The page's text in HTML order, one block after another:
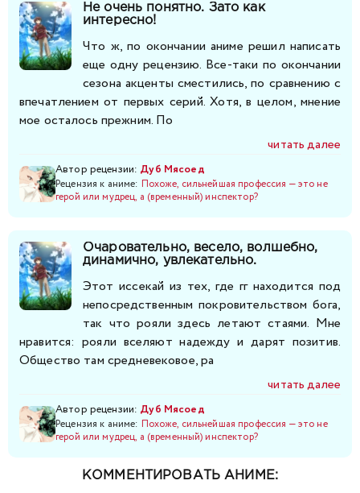
Не очень понятно. Зато как
интересно!
Что ж, по окончании аниме решил написать
еще одну рецензию. Все-таки по окончании
сезона акценты сместились, по сравнению с
впечатлением от первых серий. Хотя, в целом, мнение
мое осталось прежним. По
читать далее
Автор рецензии: Дуб Мясоед
Рецензия к аниме: Похоже, сильнейшая профессия — это не
герой или мудрец, а (временный) инспектор?
Очаровательно, весело, волшебно,
динамично, увлекательно.
Этот иссекай из тех, где гг находится под
непосредственным покровительством бога,
так что рояли здесь летают стаями. Мне
нравится: рояли вселяют надежду и дарят позитив.
Общество там средневековое, ра
читать далее
Автор рецензии: Дуб Мясоед
Рецензия к аниме: Похоже, сильнейшая профессия — это не
герой или мудрец, а (временный) инспектор?
КОММЕНТИРОВАТЬ АНИМЕ: